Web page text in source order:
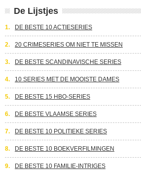
De Lijstjes
1. DE BESTE 10 ACTIESERIES
2. 20 CRIMESERIES OM NIET TE MISSEN
3. DE BESTE SCANDINAVISCHE SERIES
4. 10 SERIES MET DE MOOISTE DAMES
5. DE BESTE 15 HBO-SERIES
6. DE BESTE VLAAMSE SERIES
7. DE BESTE 10 POLITIEKE SERIES
8. DE BESTE 10 BOEKVERFILMINGEN
9. DE BESTE 10 FAMILIE-INTRIGES